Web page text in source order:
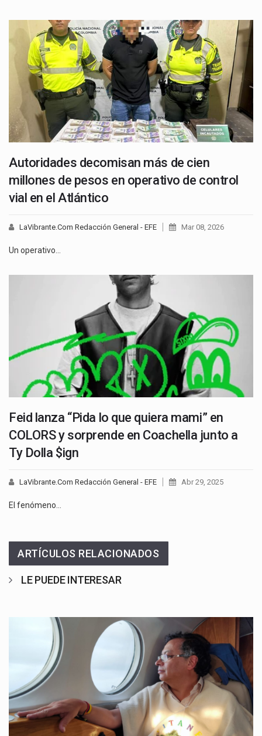
Autoridades decomisan más de cien
millones de pesos en operativo de control
vial en el Atlántico
LaVibrante.Com Redacción General - EFE Mar 08, 2026
Un operativo…
Feid lanza “Pida lo que quiera mami” en
COLORS y sorprende en Coachella junto a
Ty Dolla $ign
LaVibrante.Com Redacción General - EFE Abr 29, 2025
El fenómeno…
ARTÍCULOS RELACIONADOS
LE PUEDE INTERESAR